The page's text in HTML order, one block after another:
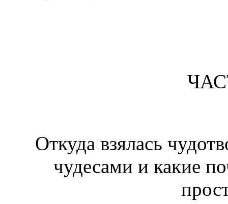
Откуда взялась
чудесами и какие